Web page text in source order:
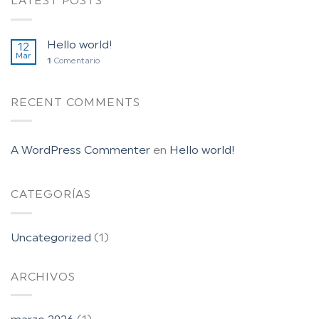
12
Mar
Hello world!
1 Comentario
RECENT COMMENTS
A WordPress Commenter en Hello world!
CATEGORÍAS
Uncategorized (1)
ARCHIVOS